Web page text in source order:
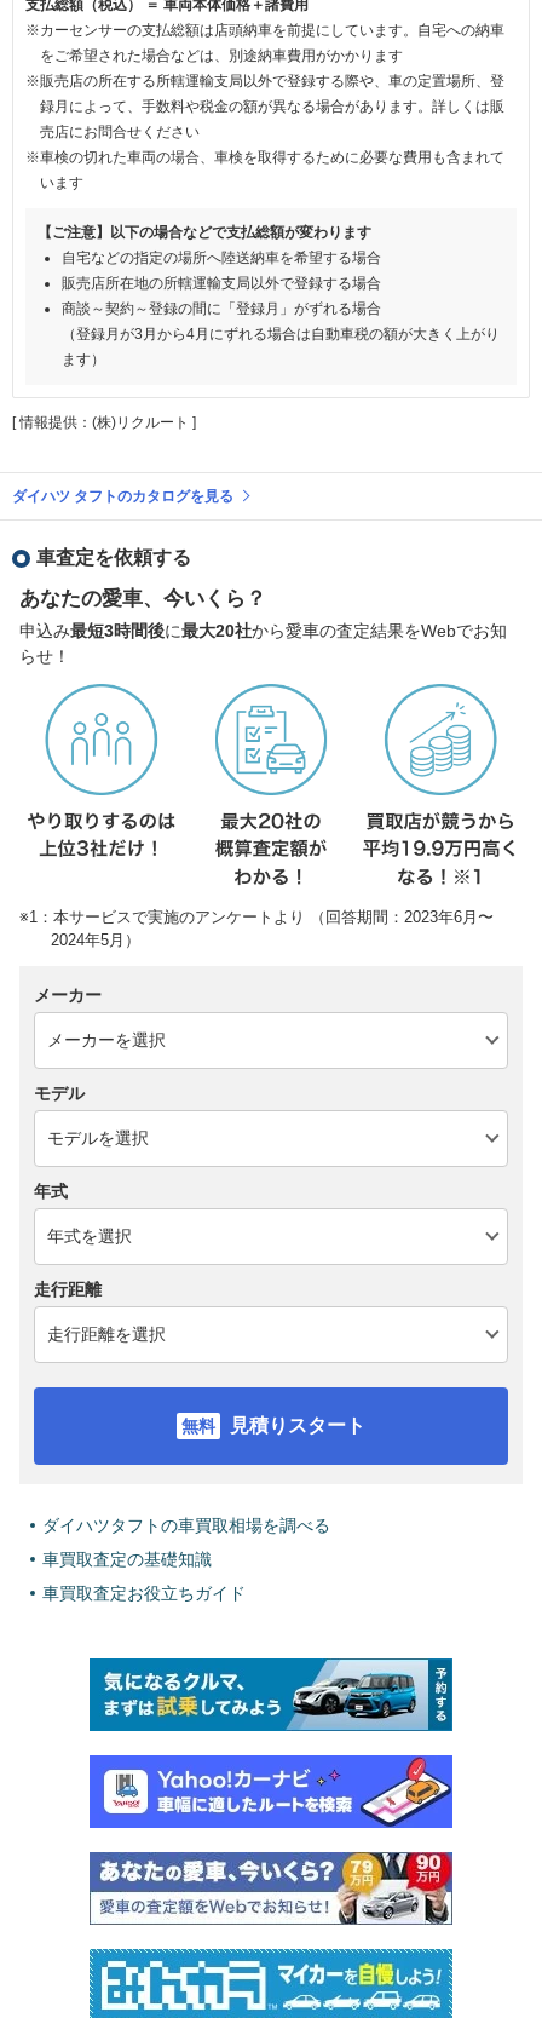
支払総額（税込） ＝ 車両本体価格＋諸費用
※カーセンサーの支払総額は店頭納車を前提にしています。自宅への納車
をご希望された場合などは、別途納車費用がかかります
※販売店の所在する所轄運輸支局以外で登録する際や、車の定置場所、登
録月によって、手数料や税金の額が異なる場合があります。詳しくは販
売店にお問合せください
※車検の切れた車両の場合、車検を取得するために必要な費用も含まれて
います
【ご注意】以下の場合などで支払総額が変わります
自宅などの指定の場所へ陸送納車を希望する場合
販売店所在地の所轄運輸支局以外で登録する場合
商談～契約～登録の間に「登録月」がずれる場合
（登録月が3月から4月にずれる場合は自動車税の額が大きく上がり
ます）
[ 情報提供：(株)リクルート ]
ダイハツ タフトのカタログを見る
車査定を依頼する
あなたの愛車、今いくら？
申込み最短3時間後に最大20社から愛車の査定結果をWebでお知
らせ！
※1：本サービスで実施のアンケートより （回答期間：2023年6月〜
2024年5月）
メーカー
モデル
年式
走行距離
見積りスタート
ダイハツタフトの車買取相場を調べる
車買取査定の基礎知識
車買取査定お役立ちガイド